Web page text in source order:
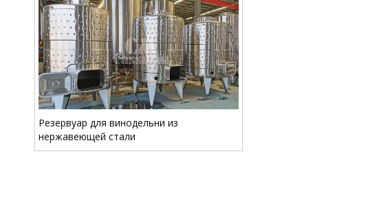
Резервуар для винодельни из
нержавеющей стали